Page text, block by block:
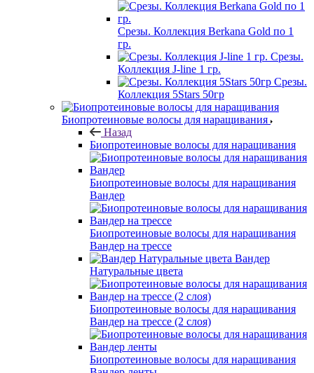
Срезы. Коллекция Berkana Gold по 1
гр.
Срезы.
Коллекция J-line 1 гр.
Срезы.
Коллекция 5Stars 50гр
Биопротеиновые волосы для наращивания
Назад
Биопротеиновые волосы для наращивания
Биопротеиновые волосы для наращивания
Вандер
Биопротеиновые волосы для наращивания
Вандер на трессе
Вандер
Натуральные цвета
Биопротеиновые волосы для наращивания
Вандер на трессе (2 слоя)
Биопротеиновые волосы для наращивания